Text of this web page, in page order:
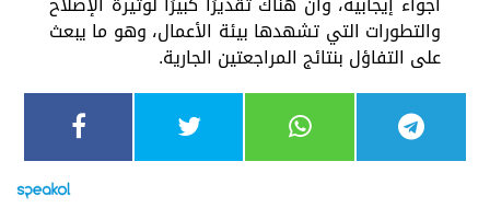
والتطورات التي تشهدها بيئة الأعمال، وهو ما يبعث
على التفاؤل بنتائج المراجعتين الجارية.